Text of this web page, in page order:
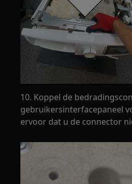
10. Koppel de
gebruikersinterfacepaneel
ervoor dat u de connector